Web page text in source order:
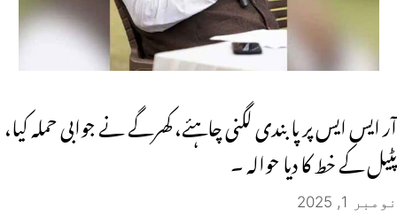
آر ایس ایس پر پابندی لگنی چاہئے، کھرگے نے جوابی حملہ کیا،
پٹیل کے خط کا دیا حوالہ ۔
نومبر 1, 2025